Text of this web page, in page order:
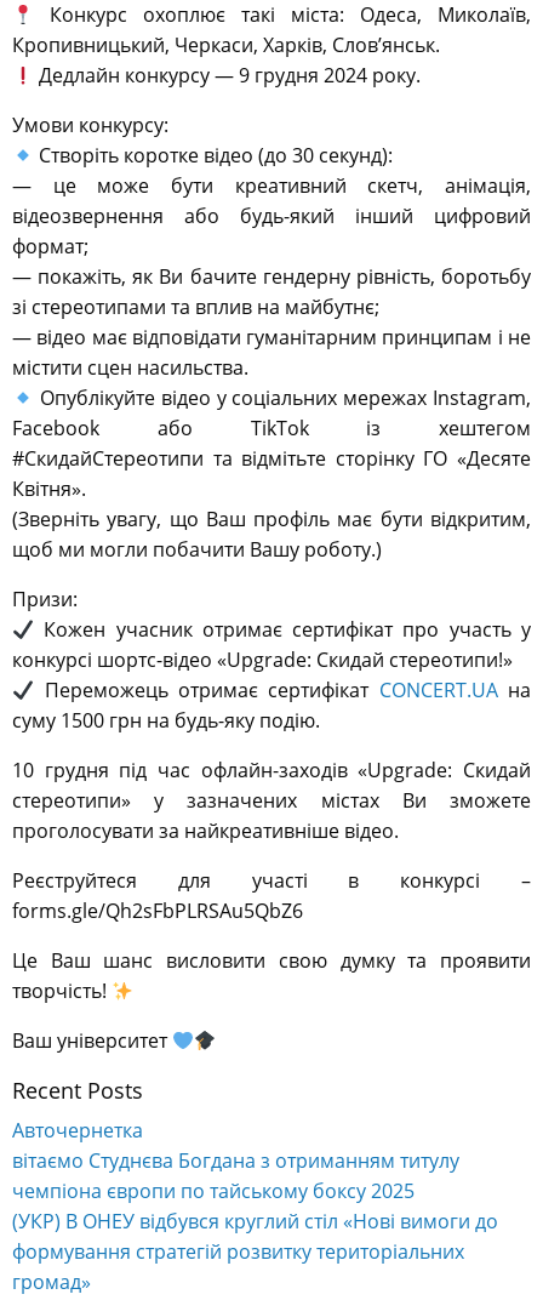
Конкурс охоплює такі міста: Одеса, Миколаїв,
Кропивницький, Черкаси, Харків, Словʼянськ.
Дедлайн конкурсу — 9 грудня 2024 року.
Умови конкурсу:
Створіть коротке відео (до 30 секунд):
— це може бути креативний скетч, анімація,
відеозвернення або будь-який інший цифровий
формат;
— покажіть, як Ви бачите гендерну рівність, боротьбу
зі стереотипами та вплив на майбутнє;
— відео має відповідати гуманітарним принципам і не
містити сцен насильства.
Опублікуйте відео у соціальних мережах Instagram,
Facebook або TikTok із хештегом
#СкидайСтереотипи та відмітьте сторінку ГО «Десяте
Квітня».
(Зверніть увагу, що Ваш профіль має бути відкритим,
щоб ми могли побачити Вашу роботу.)
Призи:
Кожен учасник отримає сертифікат про участь у
конкурсі шортс-відео «Upgrade: Скидай стереотипи!»
Переможець отримає сертифікат CONCERT.UAна
суму 1500 грн на будь-яку подію.
10 грудня під час офлайн-заходів «Upgrade: Скидай
стереотипи» у зазначених містах Ви зможете
проголосувати за найкреативніше відео.
Реєструйтеся для участі в конкурсі –
forms.gle/Qh2sFbPLRSAu5QbZ6
Це Ваш шанс висловити свою думку та проявити
творчість!
Ваш університет
Recent Posts
Авточернетка
вітаємо Студнєва Богдана з отриманням титулу
чемпіона європи по тайському боксу 2025
(УКР) В ОНЕУ відбувся круглий стіл «Нові вимоги до
формування стратегій розвитку територіальних
громад»